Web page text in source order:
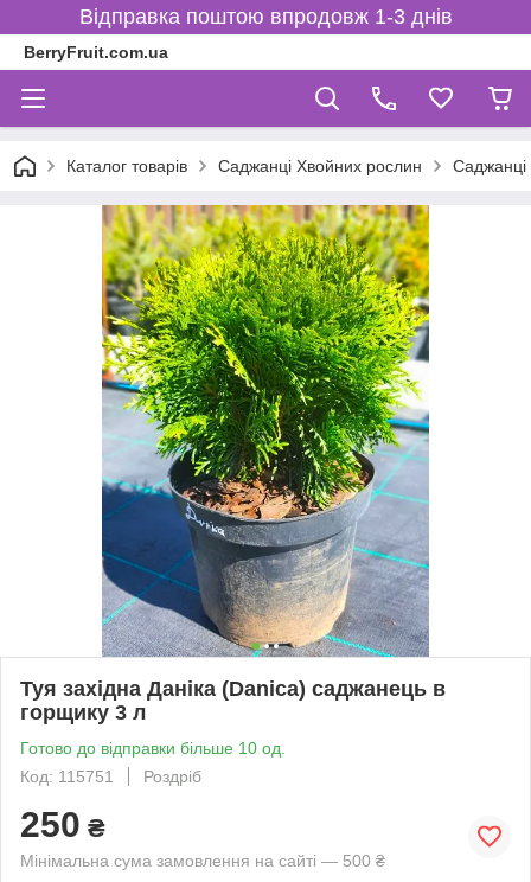
Відправка поштою впродовж 1-3 днів
BerryFruit.com.ua
Каталог товарів Саджанці Хвойних рослин Саджанці
Туя західна Даніка (Danica) саджанець в
горщику 3 л
Готово до відправки більше 10 од.
Код: 115751
Роздріб
250 ₴
Мінімальна сума замовлення на сайті — 500 ₴